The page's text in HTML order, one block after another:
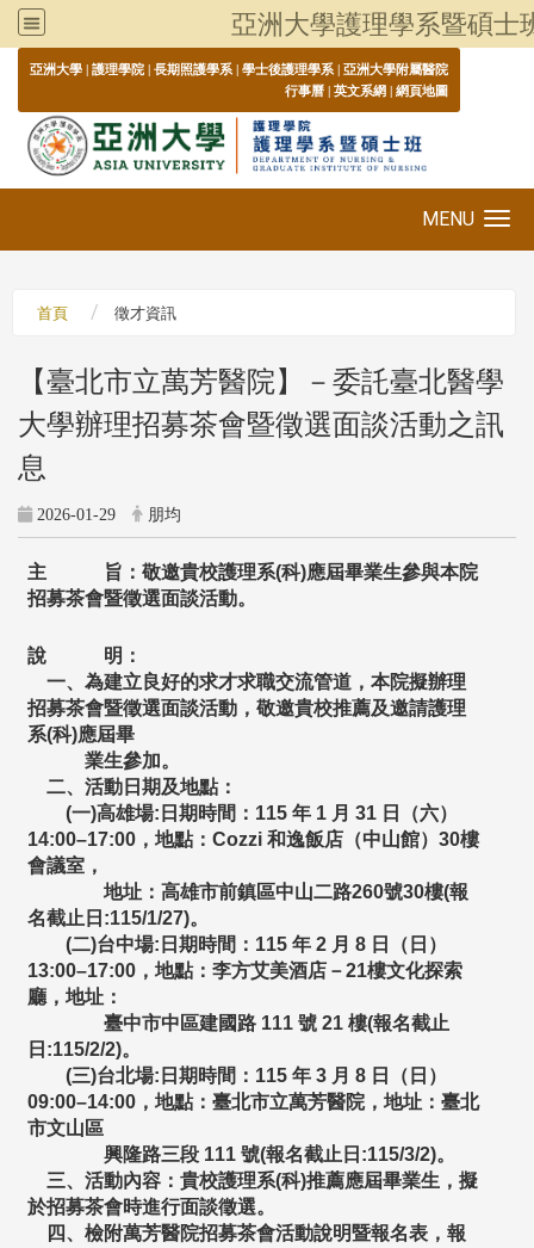
亞洲大學護理學系暨碩士
亞洲大學 | 護理學院 | 長期照護學系 | 學士後護理學系 | 亞洲大學附屬醫院
行事曆 | 英文系網 | 網頁地圖
MENU
首頁 徵才資訊
【臺北市立萬芳醫院】－委託臺北醫學
大學辦理招募茶會暨徵選面談活動之訊
息
2026-01-29 朋均
主 旨：敬邀貴校護理系(科)應屆畢業生參與本院
招募茶會暨徵選面談活動。
說 明：
一、為建立良好的求才求職交流管道， 本院擬辦理
招募茶會暨徵選面談活動，敬邀貴校推薦及邀請護理
系(科)應屆畢
業生參加。
二、活動日期及地點：
(一)高雄場:日期時間：115 年 1 月 31 日（六）
14:00–17:00，地點：Cozzi 和逸飯店（中山館）30樓
會議室，
地址：高雄市前鎮區中山二路260號30樓(報
名截止日:115/1/27)。
(二)台中場:日期時間：115 年 2 月 8 日（日）
13:00–17:00，地點：李方艾美酒店－21樓文化探索
廳，地址：
臺中市中區建國路 111 號 21 樓(報名截止
日:115/2/2)。
(三)台北場:日期時間：115 年 3 月 8 日（日）
09:00–14:00，地點：臺北市立萬芳醫院， 地址：臺北
市文山區
興隆路三段 111 號(報名截止日:115/3/2)。
三、活動內容：貴校護理系(科)推薦應屆畢業生， 擬
於招募茶會時進行面談徵選。
四、檢附萬芳醫院招募茶會活動說明暨報名表，報